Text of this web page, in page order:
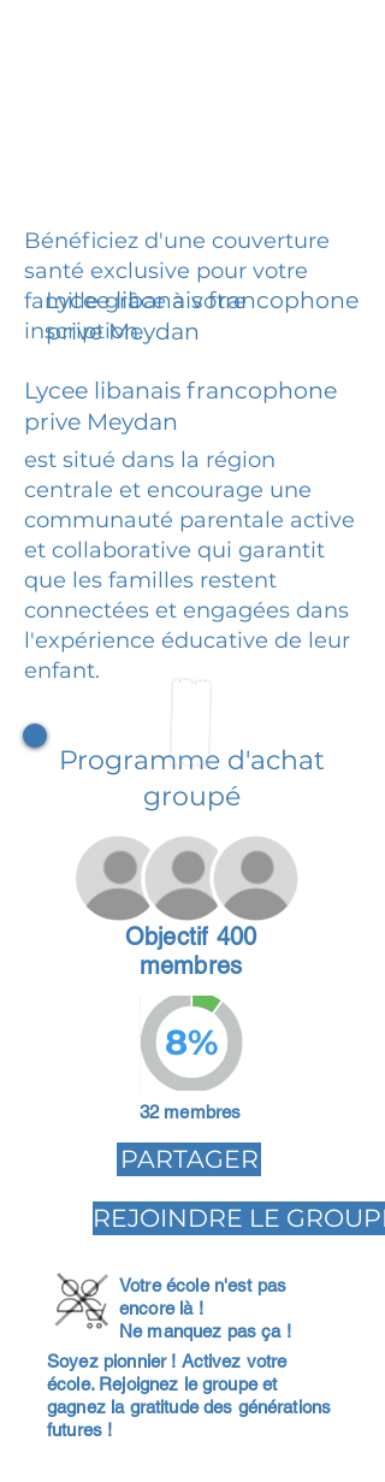
Bénéficiez d'une couverture
santé exclusive pour votre
famille grâce à votre
inscription.
Lycee libanais francophone
prive Meydan
Lycee libanais francophone
prive Meydan
est situé dans la région
centrale et encourage une
communauté parentale active
et collaborative qui garantit
que les familles restent
connectées et engagées dans
l'expérience éducative de leur
enfant.
Programme d'achat
groupé
Objectif 400
membres
8%
32 membres
PARTAGER
REJOINDRE LE GROUPE
Votre école n'est pas
encore là !
Ne manquez pas ça !
Soyez pionnier ! Activez votre
école. Rejoignez le groupe et
gagnez la gratitude des générations
futures !